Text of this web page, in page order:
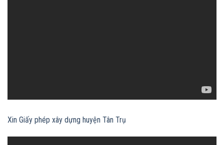
Xin Giấy phép xây dựng huyện Tân Trụ